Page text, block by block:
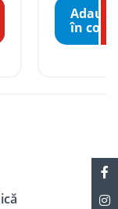
Adaugă
în coş